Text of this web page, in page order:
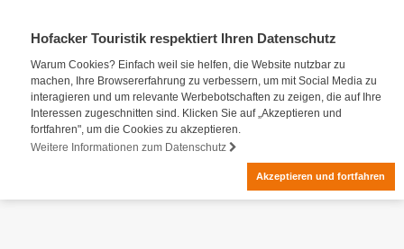
Hofacker Touristik respektiert Ihren Datenschutz
Warum Cookies? Einfach weil sie helfen, die Website nutzbar zu
machen, Ihre Browsererfahrung zu verbessern, um mit Social Media zu
interagieren und um relevante Werbebotschaften zu zeigen, die auf Ihre
Interessen zugeschnitten sind. Klicken Sie auf „Akzeptieren und
fortfahren", um die Cookies zu akzeptieren.
Weitere Informationen zum Datenschutz
Akzeptieren und fortfahren